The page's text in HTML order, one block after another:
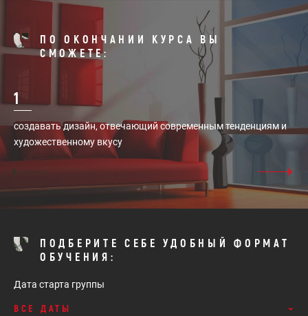
ПО ОКОНЧАНИИ КУРСА ВЫ
СМОЖЕТЕ:
1
создавать дизайн, отвечающий современным тенденциям и
художественному вкусу
ПОДБЕРИТЕ СЕБЕ УДОБНЫЙ ФОРМАТ
ОБУЧЕНИЯ:
Дата старта группы
ВСЕ ДАТЫ